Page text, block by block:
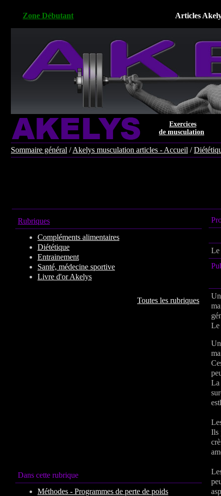
Zone Débutant Articles
Exercices
de musculation
Sommaire général /Akelys musculation articles - Accueil /
Rubriques
Compléments alimentaires
Diététique
Entrainement
Santé, médecine sportive
Livre d'or Akelys
Toutes les rubriques
Dans cette rubrique
Méthodes - Programmes de perte de poids
Le
Le
La
Ils